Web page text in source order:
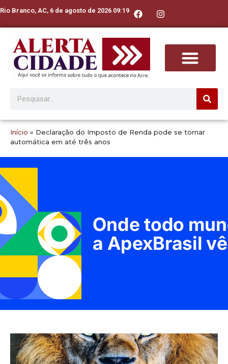
Rio Branco, AC, 6 de agosto de 2026 09:19
Início » Declaração do Imposto de Renda pode se tornar
automática em até três anos